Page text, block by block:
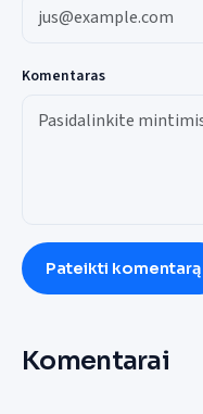
Komentaras
Pateikti komentarą
Komentarai